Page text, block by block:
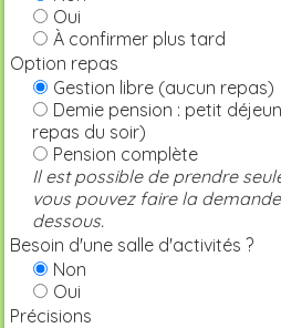
Oui
À confirmer plus tard
Option repas
Gestion libre (aucun repas)
Demie pension : petit
repas du soir)
Pension complète
Il est possible de prendre
vous pouvez faire la
dessous.
Besoin d'une salle d'activités ?
Non
Oui
Précisions